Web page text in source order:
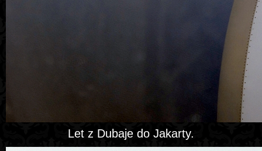
Let z Dubaje do Jakarty.